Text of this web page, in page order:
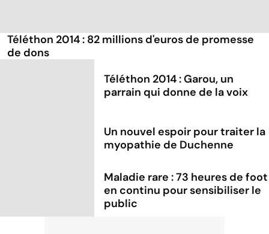
Téléthon 2014 : 82 millions d'euros de promesse
de dons
Téléthon 2014 : Garou, un
parrain qui donne de la voix
Un nouvel espoir pour traiter la
myopathie de Duchenne
Maladie rare : 73 heures de foot
en continu pour sensibiliser le
public